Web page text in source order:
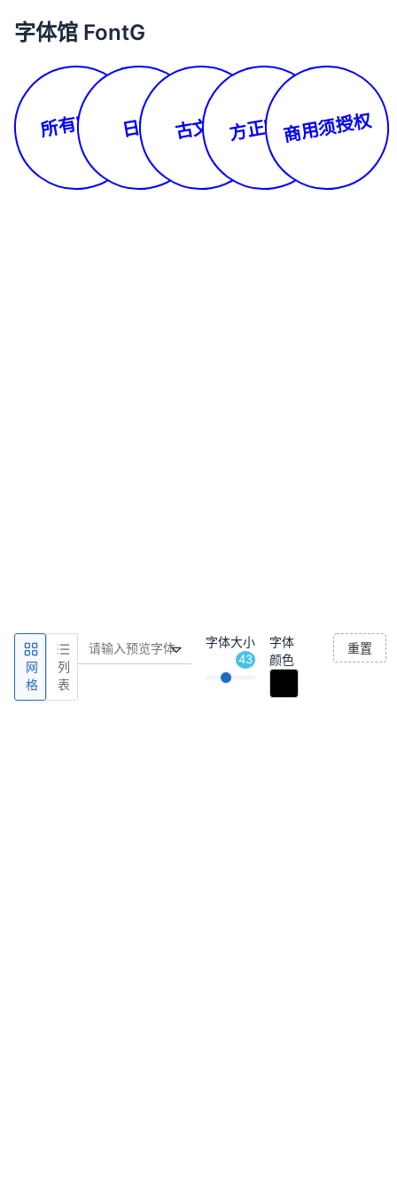
字体馆 FontG
所有字体 日文 古文体 方正字库商用须授权
网
格
列
表
字体大小
43
字体
颜色
重置